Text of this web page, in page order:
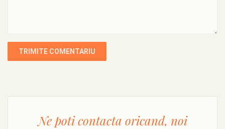
Ne poti contacta oricand, noi